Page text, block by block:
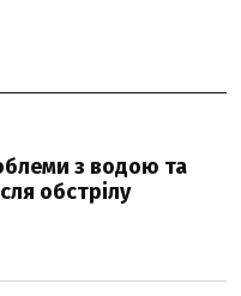
з водою та
обстрілу